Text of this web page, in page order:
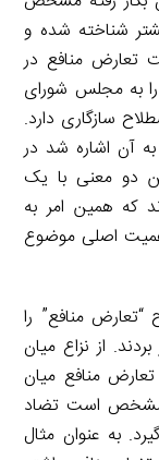
شناخته شده و
تعارض منافع در
را به مجلس شورای
سازگاری دارد.
به آن اشاره شد در
دو معنی با یک
که همین امر به
اصلی موضوع
“تعارض منافع” را
از نزاع میان
تعارض منافع میان
مشخص است تضاد
به عنوان مثال